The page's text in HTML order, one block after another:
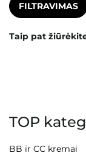
FILTRAVIMAS
Taip pat
TOP
BB ir CC kremai